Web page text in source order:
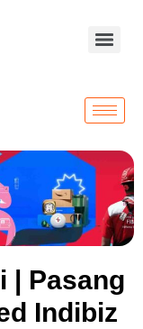
| Pasang
Indibiz